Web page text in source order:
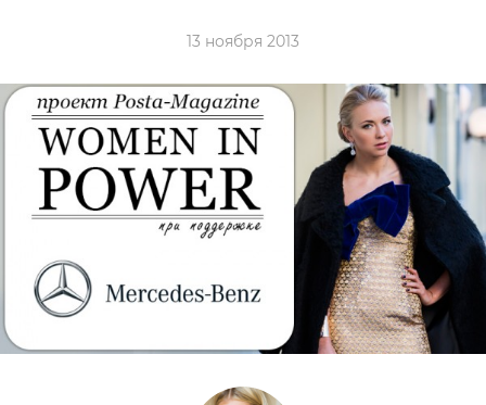
13 ноября 2013